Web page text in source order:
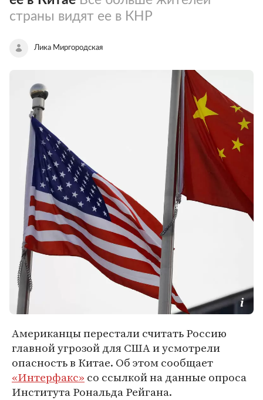
страны видят ее в КНР
Лика Миргородская
Американцы перестали считать Россию
главной угрозой для США и усмотрели
опасность в Китае. Об этом сообщает
«Интерфакс» со ссылкой на данные опроса
Института Рональда Рейгана.